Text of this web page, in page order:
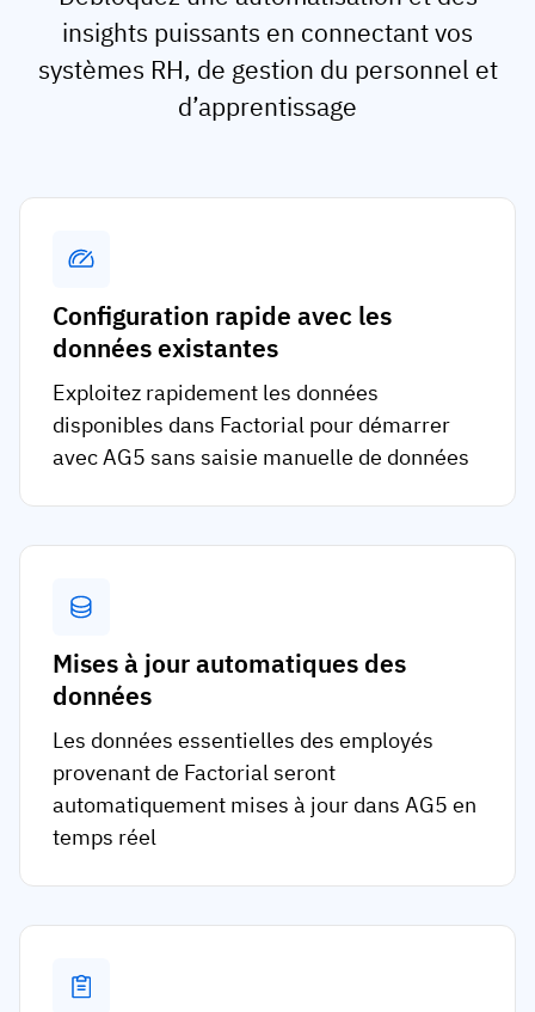
insights puissants en connectant vos
systèmes RH, de gestion du personnel et
d’apprentissage
Configuration rapide avec les
données existantes
Exploitez rapidement les données
disponibles dans Factorial pour démarrer
avec AG5 sans saisie manuelle de données
Mises à jour automatiques des
données
Les données essentielles des employés
provenant de Factorial seront
automatiquement mises à jour dans AG5 en
temps réel